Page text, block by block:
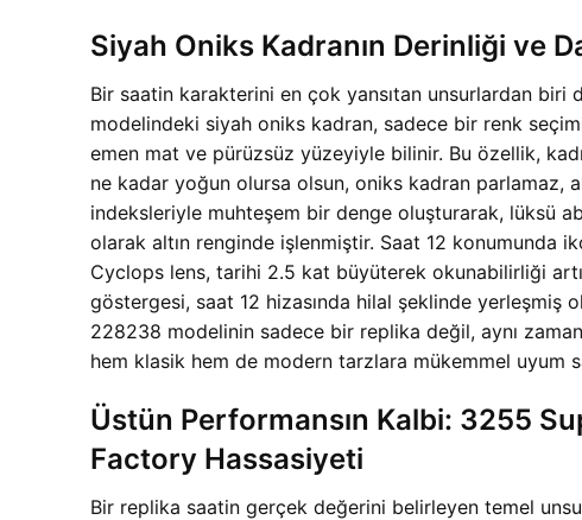
Siyah Oniks Kadranın Derinliği ve
Bir saatin karakterini en çok yansıtan unsurlardan biri
modelindeki siyah oniks kadran, sadece bir renk
emen mat ve pürüzsüz yüzeyiyle bilinir. Bu özellik,
ne kadar yoğun olursa olsun, oniks kadran parlamaz,
indeksleriyle muhteşem bir denge oluşturarak, lüksü
olarak altın renginde işlenmiştir. Saat 12 konumunda
Cyclops lens, tarihi 2.5 kat büyüterek okunabilirliği
göstergesi, saat 12 hizasında hilal şeklinde yerleşmiş
228238 modelinin sadece bir replika değil, aynı
hem klasik hem de modern tarzlara mükemmel
Üstün Performansın Kalbi: 3255
Factory Hassasiyeti
Bir replika saatin gerçek değerini belirleyen temel